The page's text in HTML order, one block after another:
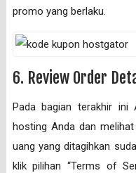
promo yang berlaku.
6. Review Order
Pada bagian terakhir ini
hosting Anda dan
uang yang ditagihkan
klik pilihan “Terms of